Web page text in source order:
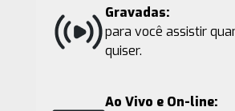
Gravadas:
para você assistir
quiser.
Ao Vivo e On-line: